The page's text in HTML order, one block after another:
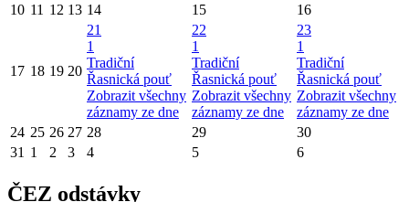
10 11 12 13 14 15 16
17 18 19 20
21
1
Tradiční
Řasnická pouť
Zobrazit všechny
záznamy ze dne
22
1
Tradiční
Řasnická pouť
Zobrazit všechny
záznamy ze dne
23
1
Tradiční
Řasnická pouť
Zobrazit všechny
záznamy ze dne
24 25 26 27 28 29
30
31 1 2 3 4 5 6
ČEZ odstávky